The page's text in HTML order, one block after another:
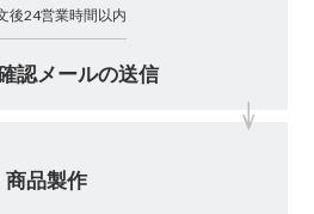
後24営業時間以内
認メールの送信
商品製作